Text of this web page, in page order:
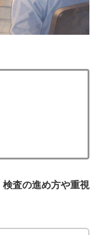
検査の進め方や重視